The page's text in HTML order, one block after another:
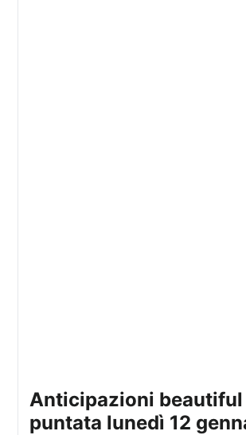
anticipazioni beautiful -
puntata lunedì 12